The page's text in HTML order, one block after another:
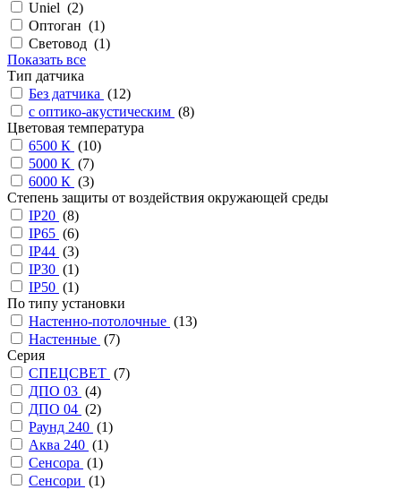
Uniel (2)
Оптоган (1)
Световод (1)
Показать все
Тип датчика
Без датчика (12)
с оптико-акустическим (8)
Цветовая температура
6500 К (10)
5000 К (7)
6000 К (3)
Степень защиты от воздействия окружающей среды
IP20 (8)
IP65 (6)
IP44 (3)
IP30 (1)
IP50 (1)
По типу установки
Настенно-потолочные (13)
Настенные (7)
Серия
СПЕЦСВЕТ (7)
ДПО 03 (4)
ДПО 04 (2)
Раунд 240 (1)
Аква 240 (1)
Сенсора (1)
Сенсори (1)